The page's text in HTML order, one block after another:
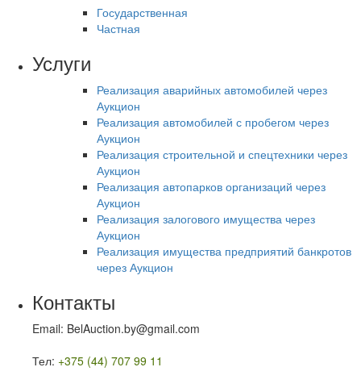
Государственная
Частная
Услуги
Реализация аварийных автомобилей через
Аукцион
Реализация автомобилей с пробегом через
Аукцион
Реализация строительной и спецтехники через
Аукцион
Реализация автопарков организаций через
Аукцион
Реализация залогового имущества через
Аукцион
Реализация имущества предприятий банкротов
через Аукцион
Контакты
Email: BelAuction.by@gmail.com
Тел: +375 (44) 707 99 11